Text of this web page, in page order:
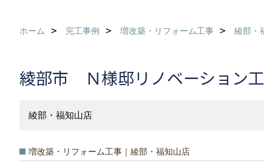
ホーム 完工事例 増改築・リフォーム工事 綾部・
綾部市 Ｎ様邸リノベーション
綾部・福知山店
増改築・リフォーム工事｜綾部・福知山店